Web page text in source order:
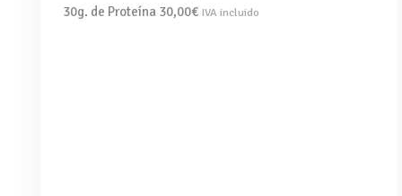
30g. de Proteína 30,00€ IVA incluido